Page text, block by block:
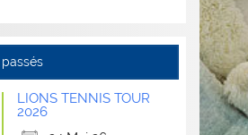
LIONS TENNIS TOUR
2026